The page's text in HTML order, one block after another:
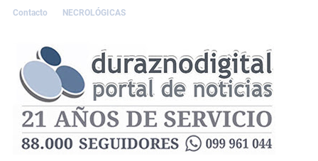
Contacto NECROLÓGICAS